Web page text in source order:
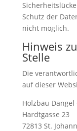
Schutz der
nicht möglich.
Hinweis
Stelle
Die
auf dieser
Holzbau Dangel
Hardtgasse 23
72813 St. Johann